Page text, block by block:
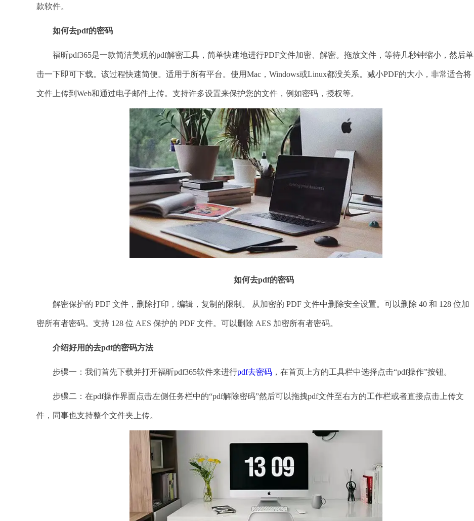
款软件。
如何去pdf的密码
福昕pdf365是一款简洁美观的pdf解密工具，简单快速地进行PDF文件加密、解密。拖放文件，等待几秒钟缩小，然后单
击一下即可下载。该过程快速简便。适用于所有平台。使用Mac，Windows或Linux都没关系。减小PDF的大小，非常适合将
文件上传到Web和通过电子邮件上传。支持许多设置来保护您的文件，例如密码，授权等。
如何去pdf的密码
解密保护的 PDF 文件，删除打印，编辑，复制的限制。 从加密的 PDF 文件中删除安全设置。可以删除 40 和 128 位加
密所有者密码。支持 128 位 AES 保护的 PDF 文件。可以删除 AES 加密所有者密码。
介绍好用的去pdf的密码方法
步骤一：我们首先下载并打开福昕pdf365软件来进行pdf去密码 ，在首页上方的工具栏中选择点击“pdf操作”按钮。
步骤二：在pdf操作界面点击左侧任务栏中的“pdf解除密码”然后可以拖拽pdf文件至右方的工作栏或者直接点击上传文
件，同事也支持整个文件夹上传。